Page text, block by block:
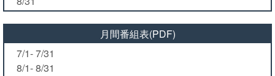
月間番組表(PDF)
7/1- 7/31
8/1- 8/31